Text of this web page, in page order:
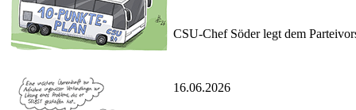
CSU-Chef Söder legt dem
16.06.2026